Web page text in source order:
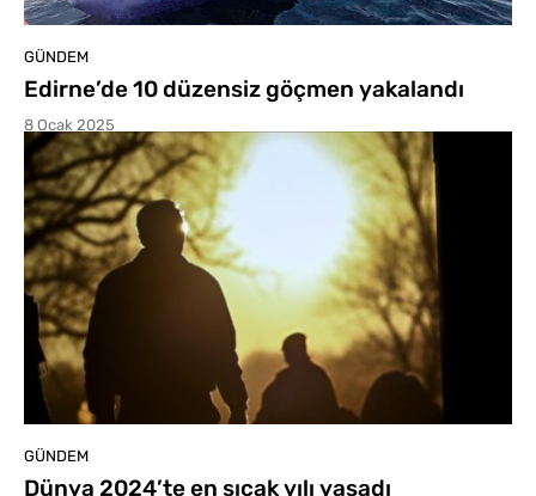
GÜNDEM
Edirne’de 10 düzensiz göçmen yakalandı
8 Ocak 2025
GÜNDEM
Dünya 2024’te en sıcak yılı yaşadı